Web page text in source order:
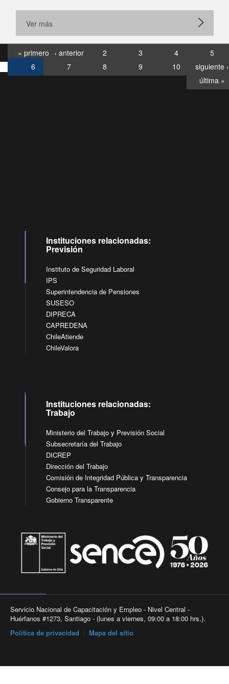
Ver más
« primero ‹ anterior 2 3 4
5
6
7 8 9 10
siguiente ›
última »
Instituciones relacionadas:
Previsión
Instituto de Seguridad Laboral
IPS
Superintendencia de Pensiones
SUSESO
DIPRECA
CAPREDENA
ChileAtiende
ChileValora
Instituciones relacionadas:
Trabajo
Ministerio del Trabajo y Previsión Social
Subsecretaría del Trabajo
DICREP
Dirección del Trabajo
Comisión de Integridad Pública y Transparencia
Consejo para la Transparencia
Gobierno Transparente
Servicio Nacional de Capacitación y Empleo - Nivel Central -
Huérfanos #1273, Santiago - (lunes a viernes, 09:00 a 18:00 hrs.).
Política de privacidad
Mapa del sitio